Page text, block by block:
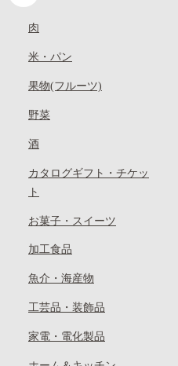
肉
米・パン
果物(フルーツ)
野菜
酒
カタログギフト・チケッ
ト
お菓子・スイーツ
加工食品
魚介・海産物
工芸品・装飾品
家電・電化製品